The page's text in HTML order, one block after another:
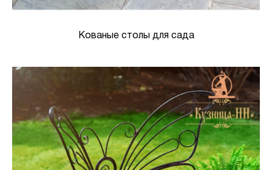
Кованые столы для сада